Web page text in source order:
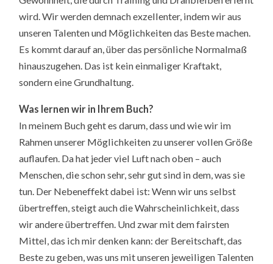
wird. Wir werden demnach exzellenter, indem wir aus
unseren Talenten und Möglichkeiten das Beste machen.
Es kommt darauf an, über das persönliche Normalmaß
hinauszugehen. Das ist kein einmaliger Kraftakt,
sondern eine Grundhaltung.
Was lernen wir in Ihrem Buch?
In meinem Buch geht es darum, dass und wie wir im
Rahmen unserer Möglichkeiten zu unserer vollen Größe
auflaufen. Da hat jeder viel Luft nach oben – auch
Menschen, die schon sehr, sehr gut sind in dem, was sie
tun. Der Nebeneffekt dabei ist: Wenn wir uns selbst
übertreffen, steigt auch die Wahrscheinlichkeit, dass
wir andere übertreffen. Und zwar mit dem fairsten
Mittel, das ich mir denken kann: der Bereitschaft, das
Beste zu geben, was uns mit unseren jeweiligen Talenten